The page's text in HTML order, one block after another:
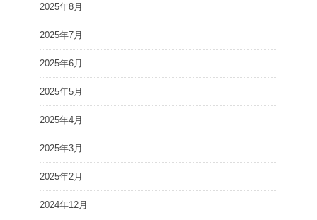
2025年8月
2025年7月
2025年6月
2025年5月
2025年4月
2025年3月
2025年2月
2024年12月